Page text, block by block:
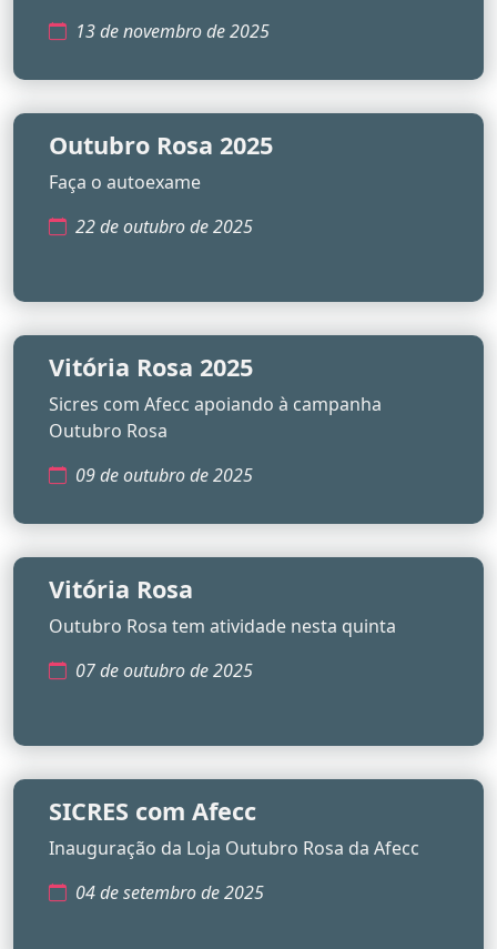
13 de novembro de 2025
Outubro Rosa 2025
Faça o autoexame
22 de outubro de 2025
Vitória Rosa 2025
Sicres com Afecc apoiando à campanha
Outubro Rosa
09 de outubro de 2025
Vitória Rosa
Outubro Rosa tem atividade nesta quinta
07 de outubro de 2025
SICRES com Afecc
Inauguração da Loja Outubro Rosa da Afecc
04 de setembro de 2025